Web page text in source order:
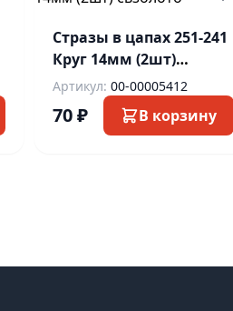
Стразы в цапах 251-241
Круг 14мм (2шт)
свзолото
Артикул: 00-00005412
70 ₽ В корзину